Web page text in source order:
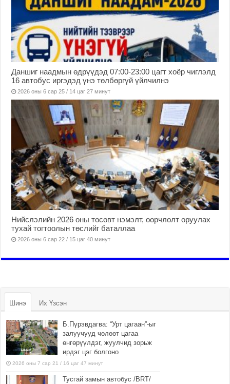
Даншиг наадмын өдрүүдэд 07:00-23:00 цагт хоёр чиглэлд
16 автобус иргэдэд үнэ төлбөргүй үйлчилнэ
2026 оны 6 сар 25 / 14 цаг 27 минут
Нийслэлийн 2026 оны төсөвт нэмэлт, өөрчлөлт оруулах
тухай тогтоолын төслийг баталлаа
2026 оны 6 сар 22 / 15 цаг 40 минут
Шинэ Их Үзсэн
Б.Пүрэвдагва: “Урт цагаан”-ыг
залуучууд чөлөөт цагаа
өнгөрүүлдэг, жуулчид зорьж
ирдэг цэг болгоно
2026 оны 7 сар 21 / 16 цаг 47 минут
Тусгай замын автобус /BRT/